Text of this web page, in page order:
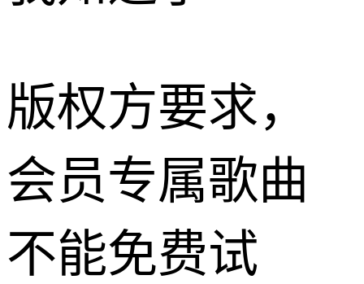
版权方要求，
会员专属歌曲
不能免费试